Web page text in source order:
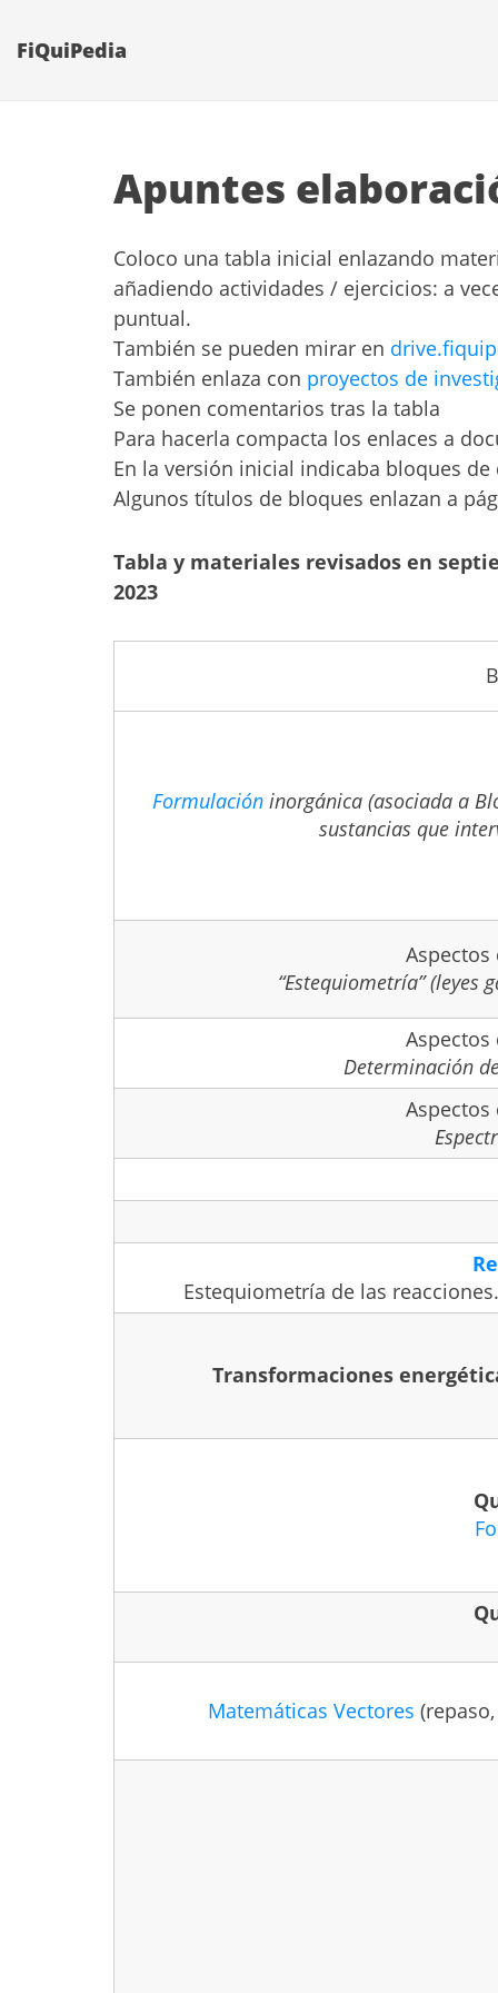
FiQuiPedia
Apuntes
Coloco una tabla inicial enlazando
añadiendo actividades / ejercicios: a
puntual.
También se pueden mirar en
También enlaza con proyectos de
Se ponen comentarios tras la tabla
Para hacerla compacta los enlaces a
En la versión inicial indicaba bloques de
Algunos títulos de bloques enlazan a
Tabla y materiales revisados en
2023
Formulación inorgánica (asociada a
sustancias que
“Estequiometría” (leyes
Determinación
Estequiometría de las
Transformaciones
Matemáticas Vectores